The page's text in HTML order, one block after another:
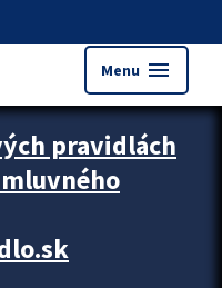
Menu menu
pravidlách